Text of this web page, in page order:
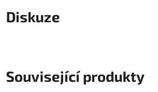
Diskuze
Související produkty